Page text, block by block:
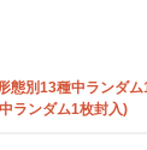
態別13種中ランダ
ランダム1枚封入)